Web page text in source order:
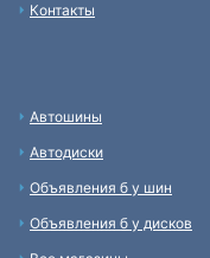
Контакты
Автошины
Автодиски
Объявления б у шин
Объявления б у дисков